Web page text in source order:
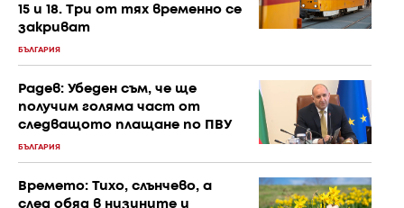
15 и 18. Три от тях временно се
закриват
БЪЛГАРИЯ
Радев: Убеден съм, че ще
получим голяма част от
следващото плащане по ПВУ
БЪЛГАРИЯ
Времето: Тихо, слънчево, а
след обяд в низините и